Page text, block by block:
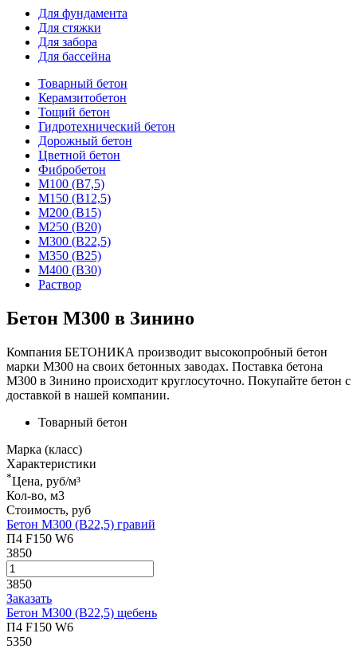
Для фундамента
Для стяжки
Для забора
Для бассейна
Товарный бетон
Керамзитобетон
Тощий бетон
Гидротехнический бетон
Дорожный бетон
Цветной бетон
Фибробетон
М100 (В7,5)
М150 (В12,5)
М200 (В15)
М250 (В20)
М300 (В22,5)
М350 (В25)
М400 (В30)
Раствор
Бетон М300 в Зинино
Компания БЕТОНИКА производит высокопробный бетон
марки М300 на своих бетонных заводах. Поставка бетона
М300 в Зинино происходит круглосуточно. Покупайте бетон с
доставкой в нашей компании.
Товарный бетон
Марка (класс)
Характеристики
*Цена, руб/м³
Кол-во, м3
Стоимость, руб
Бетон М300 (В22,5) гравий
П4 F150 W6
3850
3850
Заказать
Бетон М300 (В22,5) щебень
П4 F150 W6
5350